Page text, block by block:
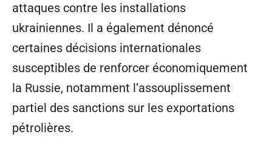
attaques contre les installations
ukrainiennes. Il a également dénoncé
certaines décisions internationales
susceptibles de renforcer économiquement
la Russie, notamment l’assouplissement
partiel des sanctions sur les exportations
pétrolières.